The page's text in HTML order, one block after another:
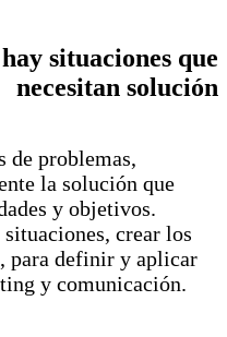
situaciones que
necesitan solución
de problemas,
la solución que
y objetivos.
crear los
para definir y aplicar
y comunicación.